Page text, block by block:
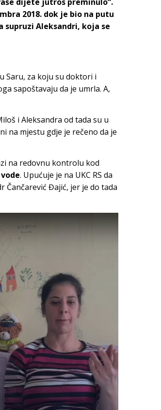
2018. dok je bio na putu
supruzi Aleksandri, koja se
Saru, za koju su doktori i
sapoštavaju da je umrla. A,
i Aleksandra od tada su u
na mjestu gdje je rečeno da je
na redovnu kontrolu kod
. Upućuje je na UKC RS da
Čančarević Đajić, jer je do tada